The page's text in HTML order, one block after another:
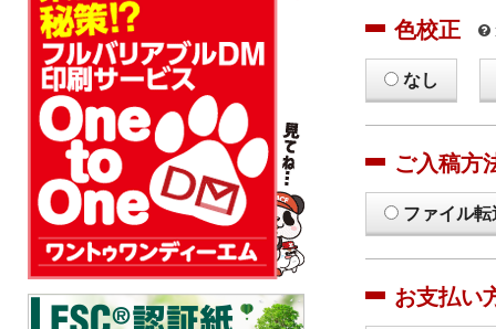
色校正
なし
ご入稿方
ファイル
お支払い